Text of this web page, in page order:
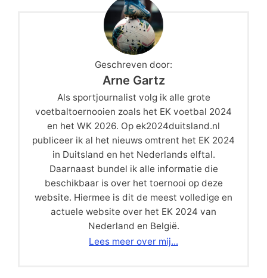
Geschreven door:
Arne Gartz
Als sportjournalist volg ik alle grote
voetbaltoernooien zoals het EK voetbal 2024
en het WK 2026. Op ek2024duitsland.nl
publiceer ik al het nieuws omtrent het EK 2024
in Duitsland en het Nederlands elftal.
Daarnaast bundel ik alle informatie die
beschikbaar is over het toernooi op deze
website. Hiermee is dit de meest volledige en
actuele website over het EK 2024 van
Nederland en België.
Lees meer over mij...